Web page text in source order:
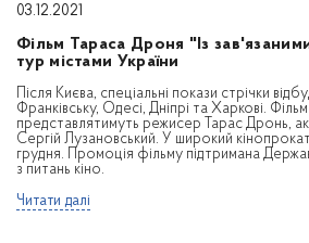
03.12.2021
Фільм Тараса Дроня "Із
тур містами України
Після Києва, спеціальні покази стрічки
Франківську, Одесі, Дніпрі та Харкові.
представлятимуть режисер Тарас Дронь,
Сергій Лузановський. У широкий
грудня. Промоція фільму підтримана
з питань кіно.
Читати далі